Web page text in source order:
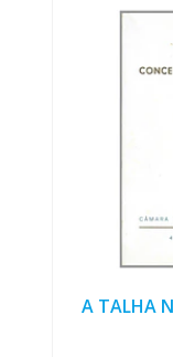
A TALHA